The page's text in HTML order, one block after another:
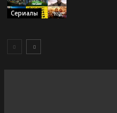
Сериалы